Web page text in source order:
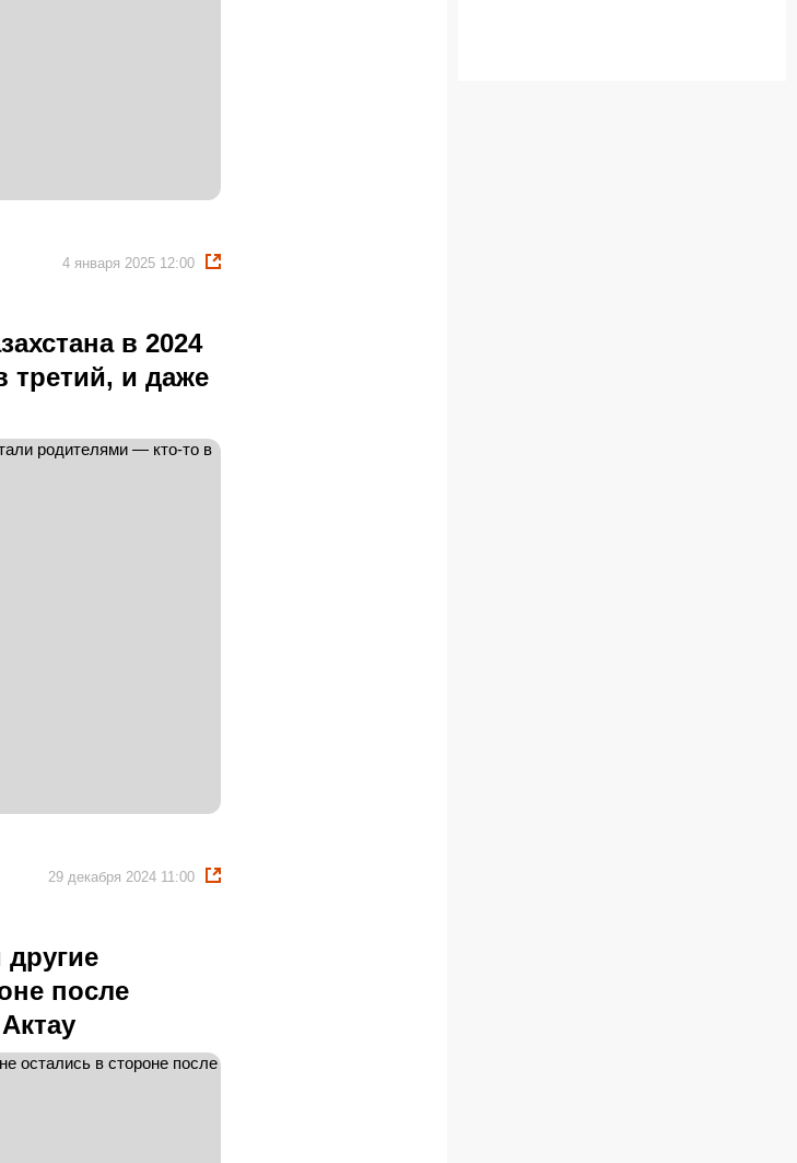
4 января 2025 12:00
в 2024
третий, и даже
29 декабря 2024 11:00
другие
после